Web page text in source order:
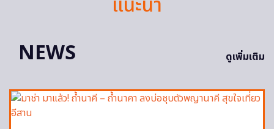
NEWS
ดูเพิ่มเติม